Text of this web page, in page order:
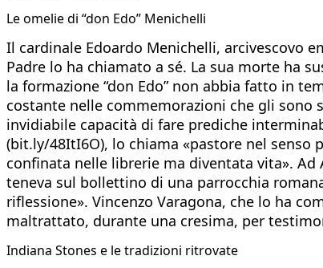
Le omelie di “don Edo” Menichelli
Il cardinale Edoardo Menichelli, arcivescovo
Padre lo ha chiamato a sé. La sua morte ha
la formazione “don Edo” non abbia fatto in
costante nelle commemorazioni che gli sono
invidiabile capacità di fare prediche
(bit.ly/48ItI6O), lo chiama «pastore nel
confinata nelle librerie ma diventata vita». Ad
teneva sul bollettino di una parrocchia
riflessione». Vincenzo Varagona, che lo ha
maltrattato, durante una cresima, per
Indiana Stones e le tradizioni ritrovate